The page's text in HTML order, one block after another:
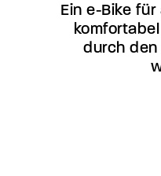
Ein e-Bike
durch den